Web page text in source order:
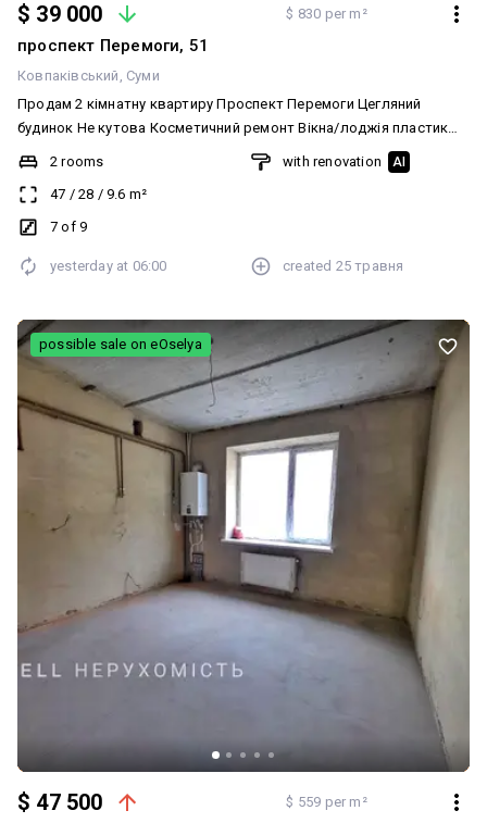
$ 39 000 $ 830 per m²
проспект Перемоги, 51
Ковпаківський Суми
Продам 2 кімнатну квартиру Проспект Перемоги Цегляний
будинок Не кутова Косметичний ремонт Вікна/лоджія пластик
Замінені труби Бойлер Меблі/техніка Євродвір Тамбур на три
квартири Лічильники Поряд:школа,садок ,магазини,зупинка Є
Відновлення!!!
2 rooms
47 / 28 / 9.6 m²
7 of 9
with renovation AI
yesterday at 06:00 created 25 травня
$ 47 500 $ 559 per m²
possible sale on eOselya